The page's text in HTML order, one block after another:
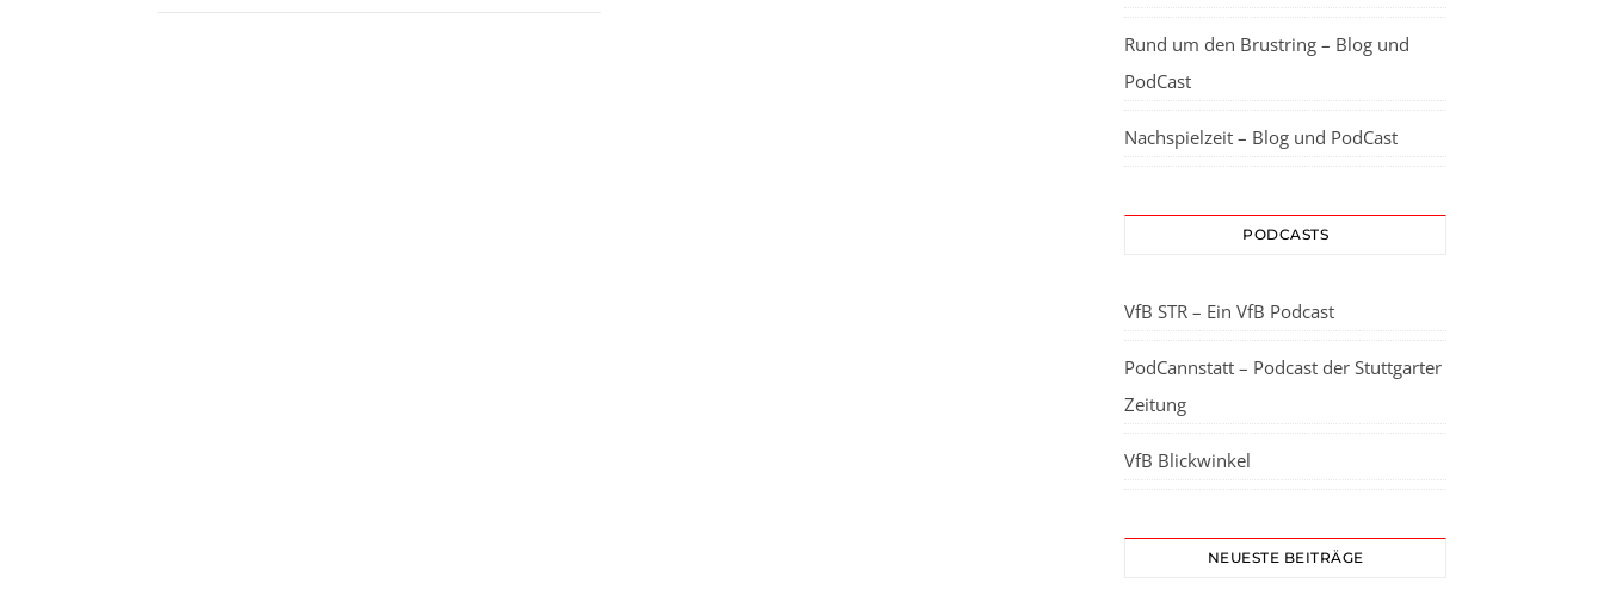
Rund um den Brustring – Blog und
PodCast
Nachspielzeit – Blog und PodCast
PODCASTS
VfB STR – Ein VfB Podcast
PodCannstatt – Podcast der Stuttgarter
Zeitung
VfB Blickwinkel
NEUESTE BEITRÄGE